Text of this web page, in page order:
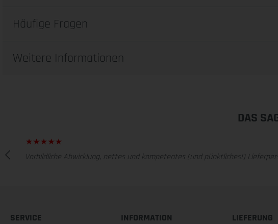
Häufige Fragen
Weitere Informationen
DAS
Vorbildliche Abwicklung, nettes und kompetentes (und pünktliches!)
SERVICE INFORMATION LIEFERUNG